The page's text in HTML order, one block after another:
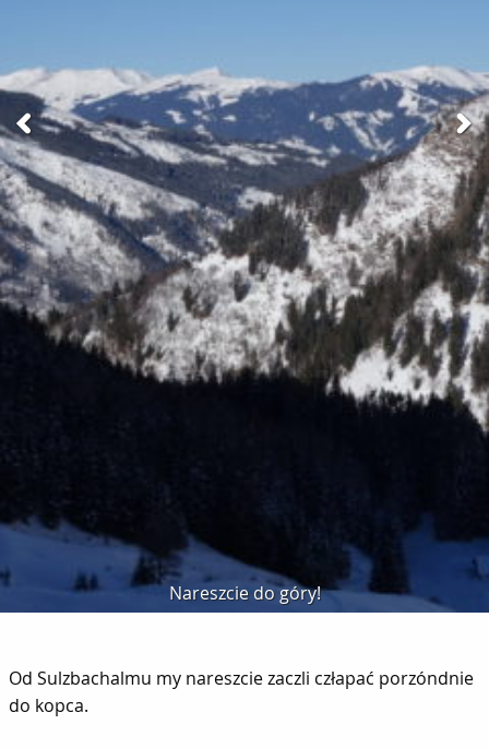
Nareszcie do góry!
Od Sulzbachalmu my nareszcie zaczli człapać porzóndnie
do kopca.